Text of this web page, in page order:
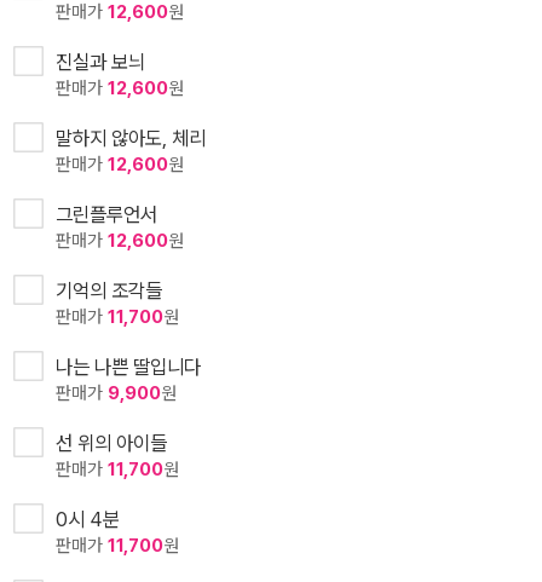
판매가 12,600원
진실과 보늬
판매가 12,600원
말하지 않아도, 체리
판매가 12,600원
그린플루언서
판매가 12,600원
기억의 조각들
판매가 11,700원
나는 나쁜 딸입니다
판매가 9,900원
선 위의 아이들
판매가 11,700원
0시 4분
판매가 11,700원